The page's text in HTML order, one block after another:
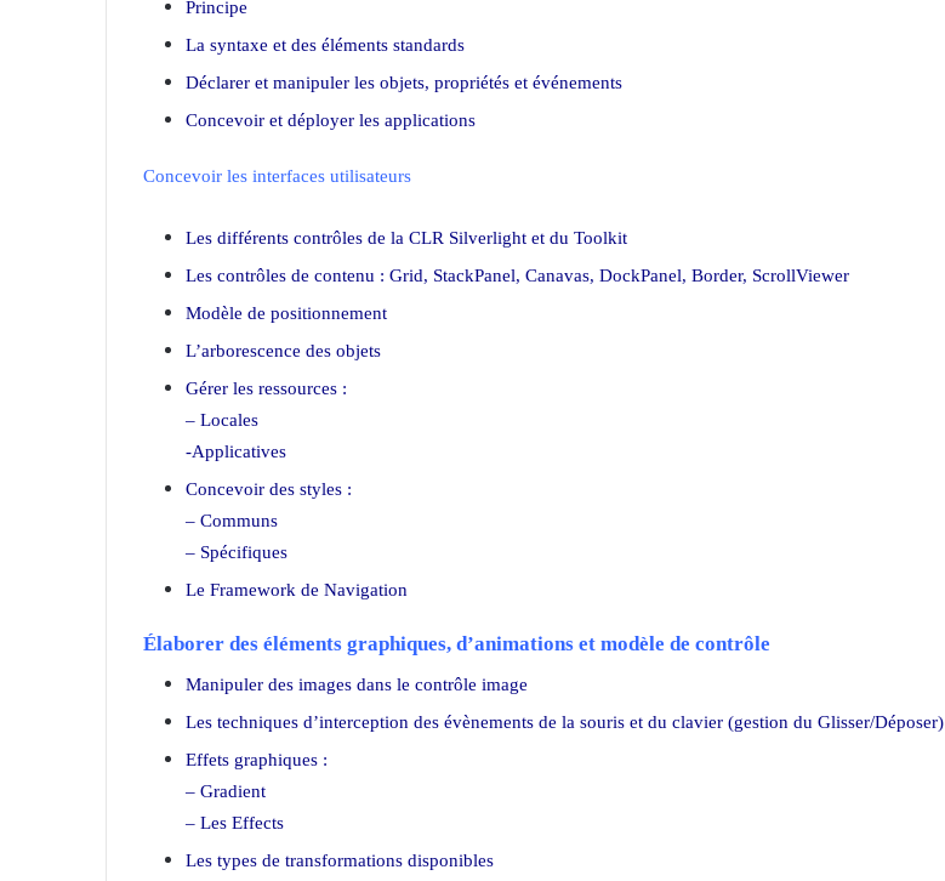
Principe
La syntaxe et des éléments standards
Déclarer et manipuler les objets, propriétés et événements
Concevoir et déployer les applications
Concevoir les interfaces utilisateurs
Les différents contrôles de la CLR Silverlight et du Toolkit
Les contrôles de contenu : Grid, StackPanel, Canavas, DockPanel, Border, ScrollViewer
Modèle de positionnement
L’arborescence des objets
Gérer les ressources :
– Locales
-Applicatives
Concevoir des styles :
– Communs
– Spécifiques
Le Framework de Navigation
Élaborer des éléments graphiques, d’animations et modèle de contrôle
Manipuler des images dans le contrôle image
Les techniques d’interception des évènements de la souris et du clavier (gestion du Glisser/Déposer)
Effets graphiques :
– Gradient
– Les Effects
Les types de transformations disponibles